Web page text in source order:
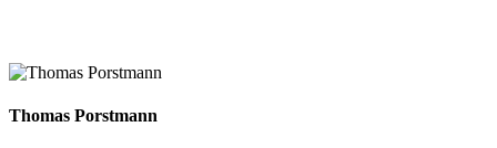
Thomas Porstmann